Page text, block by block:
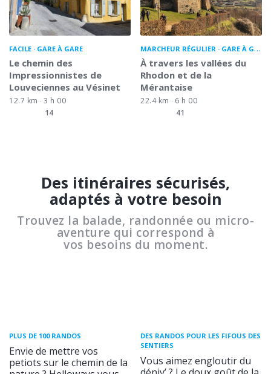
FACILE GARE À GARE
Le chemin des
Impressionnistes de
Louveciennes au Vésinet
12.7 km
3 h 00
14
MARCHEUR RÉGULIER GARE À GARE
À travers les vallées du
Rhodon et de la
Mérantaise
22.4 km
6 h 00
41
Des itinéraires sécurisés,
adaptés à votre besoin
Trouvez la balade, randonnée ou micro-
aventure qui correspond à
vos besoins du moment.
PLUS DE 100 RANDOS
Envie de mettre vos
petiots sur le chemin de la
DES RANDOS POUR LES FIFOUS DES
SENTIERS
Vous aimez engloutir du